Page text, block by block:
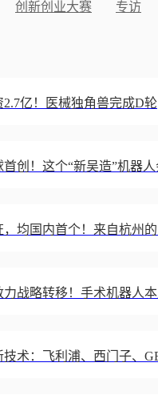
创新创业大赛 专访
2.7亿！医械独角兽完成D轮